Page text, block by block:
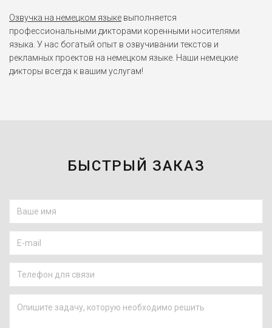
Озвучка на немецком языке выполняется
профессиональными дикторами коренными носителями
языка. У нас богатый опыт в озвучивании текстов и
рекламных проектов на немецком языке. Наши немецкие
дикторы всегда к вашим услугам!
БЫСТРЫЙ ЗАКАЗ